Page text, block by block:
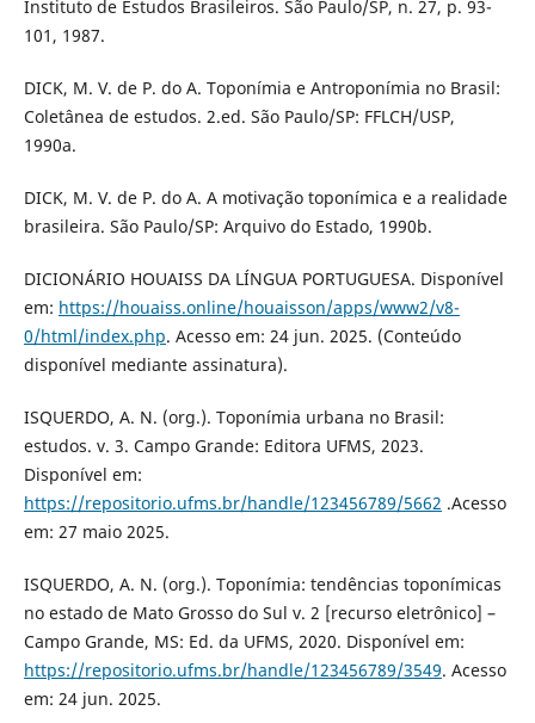
Instituto de Estudos Brasileiros. São Paulo/SP, n. 27, p. 93-
101, 1987.
DICK, M. V. de P. do A. Toponímia e Antroponímia no Brasil:
Coletânea de estudos. 2.ed. São Paulo/SP: FFLCH/USP,
1990a.
DICK, M. V. de P. do A. A motivação toponímica e a realidade
brasileira. São Paulo/SP: Arquivo do Estado, 1990b.
DICIONÁRIO HOUAISS DA LÍNGUA PORTUGUESA. Disponível
em: https://houaiss.online/houaisson/apps/www2/v8-
0/html/index.php. Acesso em: 24 jun. 2025. (Conteúdo
disponível mediante assinatura).
ISQUERDO, A. N. (org.). Toponímia urbana no Brasil:
estudos. v. 3. Campo Grande: Editora UFMS, 2023.
Disponível em:
https://repositorio.ufms.br/handle/123456789/5662 .Acesso
em: 27 maio 2025.
ISQUERDO, A. N. (org.). Toponímia: tendências toponímicas
no estado de Mato Grosso do Sul v. 2 [recurso eletrônico] –
Campo Grande, MS: Ed. da UFMS, 2020. Disponível em:
https://repositorio.ufms.br/handle/123456789/3549. Acesso
em: 24 jun. 2025.